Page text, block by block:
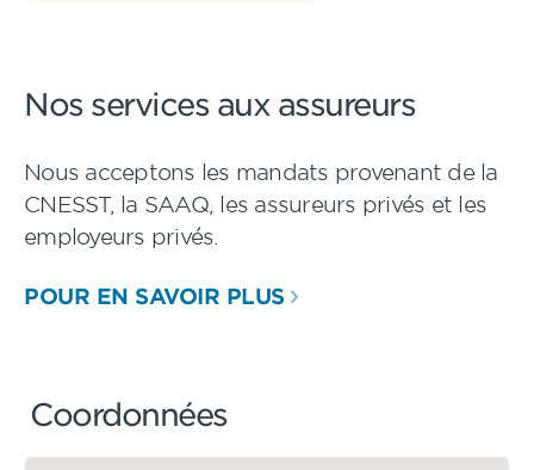
Nos services aux assureurs
Nous acceptons les mandats provenant de la
CNESST, la SAAQ, les assureurs privés et les
employeurs privés.
POUR EN SAVOIR PLUS
Coordonnées